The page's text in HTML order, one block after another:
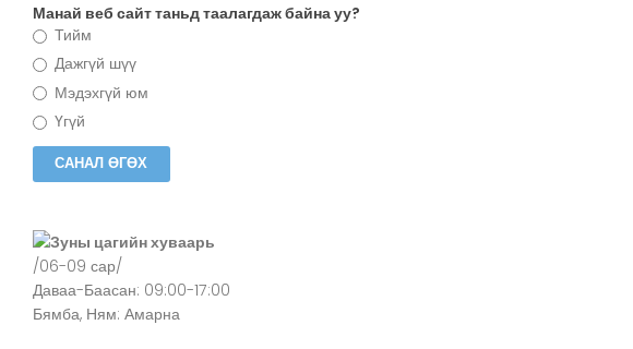
Манай веб сайт таньд таалагдаж байна уу?
Тийм
Дажгүй шүү
Мэдэхгүй юм
Үгүй
Зуны цагийн хуваарь
/06-09 сар/
Даваа-Баасан: 09:00-17:00
Бямба, Ням: Амарна